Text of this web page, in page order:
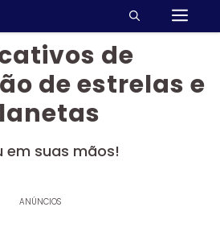
de
de estrelas e
em suas mãos!
ANÚNCIOS